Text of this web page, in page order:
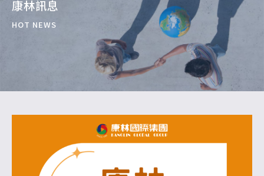
康林訊息
HOT NEWS